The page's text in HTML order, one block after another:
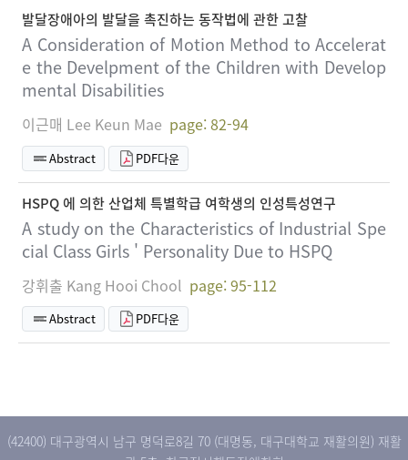
발달장애아의 발달을 촉진하는 동작법에 관한 고찰
A Consideration of Motion Method to Accelerat
e the Develpment of the Children with Develop
mental Disabilities
이근매 Lee Keun Mae page: 82-94
Abstract PDF다운
HSPQ 에 의한 산업체 특별학급 여학생의 인성특성연구
A study on the Characteristics of Industrial Spe
cial Class Girls ' Personality Due to HSPQ
강휘출 Kang Hooi Chool page: 95-112
Abstract PDF다운
(42400) 대구광역시 남구 명덕로8길 70 (대명동, 대구대학교 재활의원) 재활